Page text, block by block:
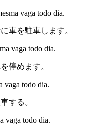
vaga todo dia.
車を駐車します。
vaga todo dia.
停めます。
vaga todo dia.
する。
vaga todo dia.